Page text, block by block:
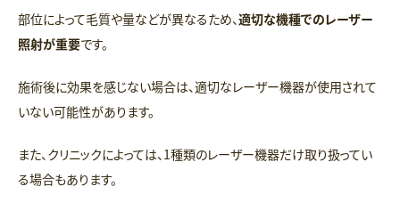
部位によって毛質や量などが異なるため、適切な機種でのレーザー
照射が重要です。
施術後に効果を感じない場合は、適切なレーザー機器が使用されて
いない可能性があります。
また、クリニックによっては、1種類のレーザー機器だけ取り扱ってい
る場合もあります。